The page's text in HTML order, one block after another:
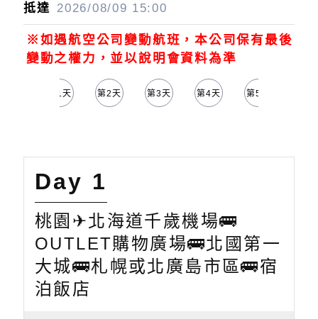
2026/08/09 15:00
※如遇航空公司變動航班，本公司保有最後
變動之權力，並以說明會資料為準
第1天 第2天 第3天 第4天 第5天
Day 1
桃園✈北海道千歲機場🚌
OUTLET購物廣場🚌北國第一
大城🚌札幌或北廣島市區🚌宿
泊飯店